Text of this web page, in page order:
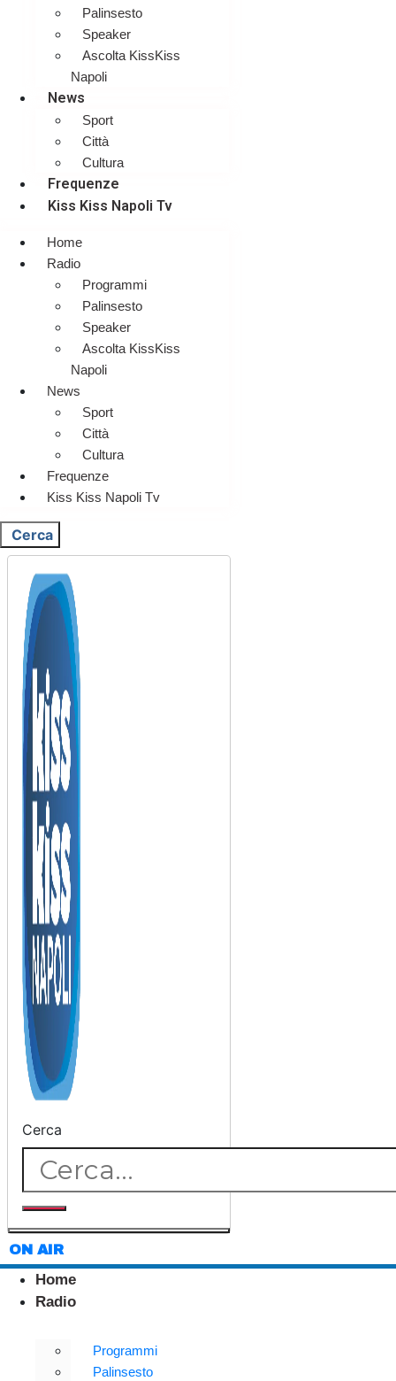
Palinsesto
Speaker
Ascolta KissKiss
Napoli
News
Sport
Città
Cultura
Frequenze
Kiss Kiss Napoli Tv
Home
Radio
Programmi
Palinsesto
Speaker
Ascolta KissKiss
Napoli
News
Sport
Città
Cultura
Frequenze
Kiss Kiss Napoli Tv
Cerca
Cerca
ON AIR
Home
Radio
Programmi
Palinsesto